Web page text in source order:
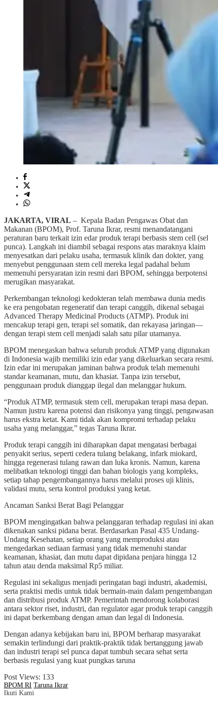
JAKARTA, VIRAL – Kepala Badan Pengawas Obat dan
Makanan (BPOM), Prof. Taruna Ikrar, resmi menandatangani
peraturan baru terkait izin edar produk terapi berbasis stem cell (sel
punca). Langkah ini diambil sebagai respons atas maraknya klaim
menyesatkan dari pelaku usaha, termasuk klinik dan dokter, yang
menyebut penggunaan stem cell mereka legal padahal belum
memenuhi persyaratan izin resmi dari BPOM, sehingga berpotensi
merugikan masyarakat.
Perkembangan teknologi kedokteran telah membawa dunia medis
ke era pengobatan regeneratif dan terapi canggih, dikenal sebagai
Advanced Therapy Medicinal Products (ATMP). Produk ini
mencakup terapi gen, terapi sel somatik, dan rekayasa jaringan—
dengan terapi stem cell menjadi salah satu pilar utamanya.
BPOM menegaskan bahwa seluruh produk ATMP yang digunakan
di Indonesia wajib memiliki izin edar yang dikeluarkan secara resmi.
Izin edar ini merupakan jaminan bahwa produk telah memenuhi
standar keamanan, mutu, dan khasiat. Tanpa izin tersebut,
penggunaan produk dianggap ilegal dan melanggar hukum.
“Produk ATMP, termasuk stem cell, merupakan terapi masa depan.
Namun justru karena potensi dan risikonya yang tinggi, pengawasan
harus ekstra ketat. Kami tidak akan kompromi terhadap pelaku
usaha yang melanggar,” tegas Taruna Ikrar.
Produk terapi canggih ini diharapkan dapat mengatasi berbagai
penyakit serius, seperti cedera tulang belakang, infark miokard,
hingga regenerasi tulang rawan dan luka kronis. Namun, karena
melibatkan teknologi tinggi dan bahan biologis yang kompleks,
setiap tahap pengembangannya harus melalui proses uji klinis,
validasi mutu, serta kontrol produksi yang ketat.
Ancaman Sanksi Berat Bagi Pelanggar
BPOM mengingatkan bahwa pelanggaran terhadap regulasi ini akan
dikenakan sanksi pidana berat. Berdasarkan Pasal 435 Undang-
Undang Kesehatan, setiap orang yang memproduksi atau
mengedarkan sediaan farmasi yang tidak memenuhi standar
keamanan, khasiat, dan mutu dapat dipidana penjara hingga 12
tahun atau denda maksimal Rp5 miliar.
Regulasi ini sekaligus menjadi peringatan bagi industri, akademisi,
serta praktisi medis untuk tidak bermain-main dalam pengembangan
dan distribusi produk ATMP. Pemerintah mendorong kolaborasi
antara sektor riset, industri, dan regulator agar produk terapi canggih
ini dapat berkembang dengan aman dan legal di Indonesia.
Dengan adanya kebijakan baru ini, BPOM berharap masyarakat
semakin terlindungi dari praktik-praktik tidak bertanggung jawab
dan industri terapi sel punca dapat tumbuh secara sehat serta
berbasis regulasi yang kuat pungkas taruna
Post Views: 133
BPOM RI Taruna Ikrar
Ikuti Kami